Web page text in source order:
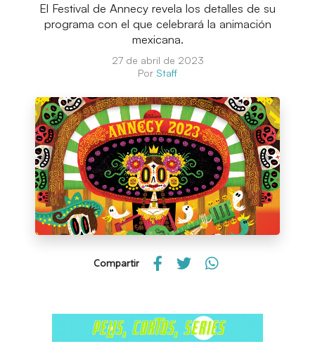
El Festival de Annecy revela los detalles de su
programa con el que celebrará la animación
mexicana.
27 de abril de 2023
Por Staff
Compartir